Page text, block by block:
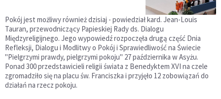
Pokój jest możliwy również dzisiaj - powiedział kard. Jean-Louis
Tauran, przewodniczący Papieskiej Rady ds. Dialogu
Międzyreligijnego. Jego wypowiedź rozpoczęła drugą część Dnia
Refleksji, Dialogu i Modlitwy o Pokój i Sprawiedliwość na Świecie
"Pielgrzymi prawdy, pielgrzymi pokoju" 27 października w Asyżu.
Ponad 300 przedstawicieli religii świata z Benedyktem XVI na czele
zgromadziło się na placu św. Franciszka i przyjęło 12 zobowiązań do
działań na rzecz pokoju.